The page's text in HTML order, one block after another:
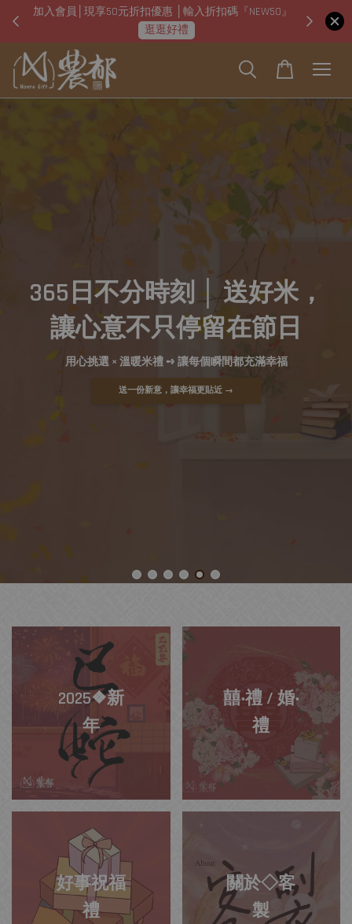
加入會員│現享50元折扣優惠 │輸入折扣碼『NEW50』
逛逛好禮
即日
365日不分時刻 │ 送好米，
讓心意不只停留在節日
用心挑選 × 溫暖米禮 ➺ 讓每個瞬間都充滿幸福
送一份新意，讓幸福更貼近 →
2025❖新
年
囍‧禮 / 婚‧
禮
好事祝福
禮
關於◇客
製